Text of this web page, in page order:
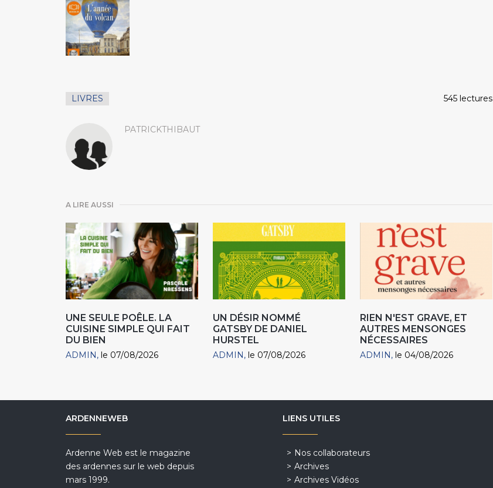
LIVRES 545 lectures
PATRICKTHIBAUT
A LIRE AUSSI
UNE SEULE POÊLE. LA
CUISINE SIMPLE QUI FAIT
DU BIEN
ADMIN le 07/08/2026
UN DÉSIR NOMMÉ
GATSBY DE DANIEL
HURSTEL
ADMIN le 07/08/2026
RIEN N'EST GRAVE, ET
AUTRES MENSONGES
NÉCESSAIRES
ADMIN le 04/08/2026
ARDENNEWEB
Ardenne Web est le magazine
des ardennes sur le web depuis
mars 1999.
LIENS UTILES
Nos collaborateurs
Archives
Archives Vidéos